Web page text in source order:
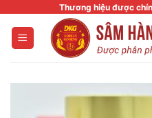
content
Thương hiệu được